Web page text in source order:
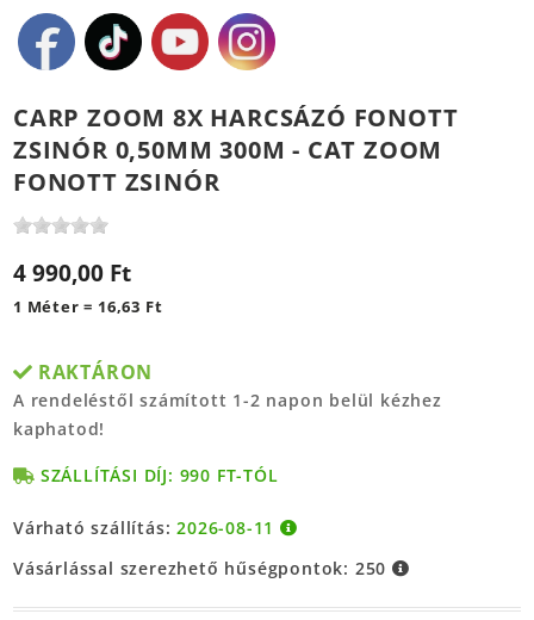
CARP ZOOM 8X HARCSÁZÓ FONOTT
ZSINÓR 0,50MM 300M - CAT ZOOM
FONOTT ZSINÓR
4 990,00 Ft
1 Méter = 16,63 Ft
RAKTÁRON
A rendeléstől számított 1-2 napon belül kézhez
kaphatod!
SZÁLLÍTÁSI DÍJ: 990 FT-TÓL
Várható szállítás:2026-08-11
Vásárlással szerezhető hűségpontok: 250